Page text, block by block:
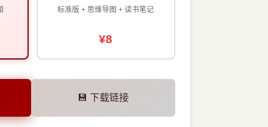
标准版 + 思维导图 + 读书笔记
¥8
💾 下载链接